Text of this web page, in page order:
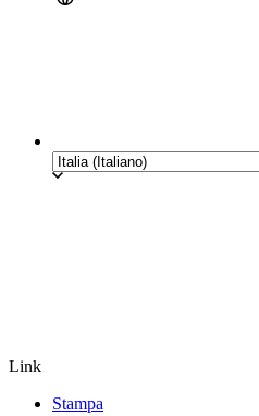
Link
Stampa